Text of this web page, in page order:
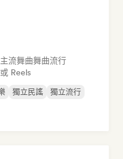
流舞曲舞曲流行
Reels
獨立民謠
獨立流行